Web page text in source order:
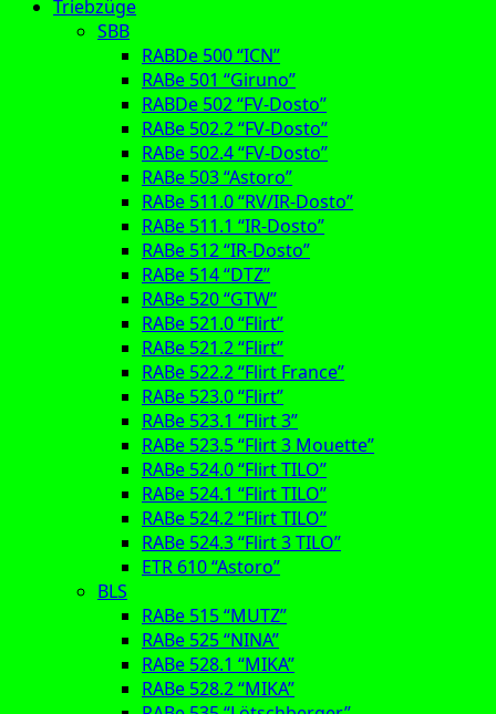
Triebzüge
SBB
RABDe 500 “ICN”
RABe 501 “Giruno”
RABDe 502 “FV-Dosto”
RABe 502.2 “FV-Dosto”
RABe 502.4 “FV-Dosto”
RABe 503 “Astoro”
RABe 511.0 “RV/IR-Dosto”
RABe 511.1 “IR-Dosto”
RABe 512 “IR-Dosto”
RABe 514 “DTZ”
RABe 520 “GTW”
RABe 521.0 “Flirt”
RABe 521.2 “Flirt”
RABe 522.2 “Flirt France”
RABe 523.0 “Flirt”
RABe 523.1 “Flirt 3”
RABe 523.5 “Flirt 3 Mouette”
RABe 524.0 “Flirt TILO”
RABe 524.1 “Flirt TILO”
RABe 524.2 “Flirt TILO”
RABe 524.3 “Flirt 3 TILO”
ETR 610 “Astoro”
BLS
RABe 515 “MUTZ”
RABe 525 “NINA”
RABe 528.1 “MIKA”
RABe 528.2 “MIKA”